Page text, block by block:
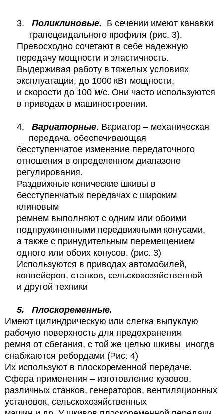
3. Поликлиновые. В сечении имеют канавки
трапецеидального профиля (рис. 3).
Превосходно сочетают в себе надежную
передачу мощности и эластичность.
Выдерживая работу в тяжелых условиях
эксплуатации, до 1000 кВт мощности,
и скорости до 100 м/с. Они часто используются
в приводах в машиностроении.
4. Вариаторные. Вариатор – механическая
передача, обеспечивающая
бесступенчатое изменение передаточного
отношения в определенном диапазоне
регулирования.
Раздвижные конические шкивы в
бесступенчатых передачах с широким
клиновым
ремнем выполняют с одним или обоими
подпружиненными передвижными конусами,
а также с принудительным перемещением
одного или обоих конусов. (рис. 3)
Используются в приводах автомобилей,
конвейеров, станков, сельскохозяйственной
и другой техники
5.
Плоскоременные.
Имеют цилиндрическую или слегка выпуклую
рабочую поверхность для предохранения
ремня от сбегания, с той же целью шкивы иногда
снабжаются ребордами (Рис. 4)
Их используют в плоскоременной передаче.
Сфера применения – изготовление кузовов,
различных станков, генераторов, вентиляционных
установок, сельскохозяйственных